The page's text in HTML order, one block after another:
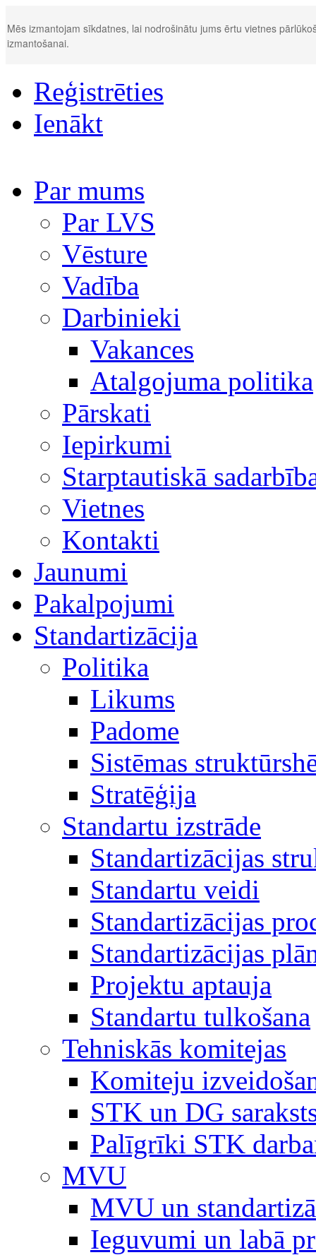
Mēs izmantojam sīkdatnes, lai nodrošinātu jums ērtu vietnes
izmantošanai.
Reģistrēties
Ienākt
Par mums
Par LVS
Vēsture
Vadība
Darbinieki
Vakances
Atalgojuma politika
Pārskati
Iepirkumi
Starptautiskā
Vietnes
Kontakti
Jaunumi
Pakalpojumi
Standartizācija
Politika
Likums
Padome
Sistēmas
Stratēģija
Standartu izstrāde
Standartizācijas
Standartu veidi
Standartizācijas
Standartizācijas
Projektu aptauja
Standartu tulkošana
Tehniskās komitejas
Komiteju
STK un DG
Palīgrīki STK
MVU
MVU un
Ieguvumi un labā